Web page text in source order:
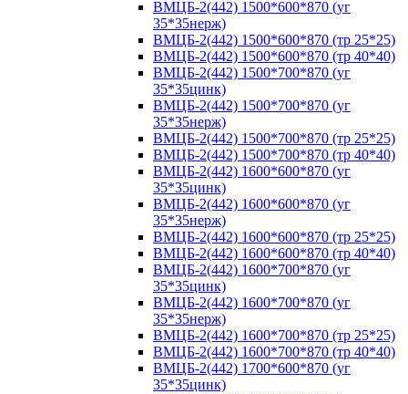
ВМЦБ-2(442) 1500*600*870 (уг
35*35нерж)
ВМЦБ-2(442) 1500*600*870 (тр 25*25)
ВМЦБ-2(442) 1500*600*870 (тр 40*40)
ВМЦБ-2(442) 1500*700*870 (уг
35*35цинк)
ВМЦБ-2(442) 1500*700*870 (уг
35*35нерж)
ВМЦБ-2(442) 1500*700*870 (тр 25*25)
ВМЦБ-2(442) 1500*700*870 (тр 40*40)
ВМЦБ-2(442) 1600*600*870 (уг
35*35цинк)
ВМЦБ-2(442) 1600*600*870 (уг
35*35нерж)
ВМЦБ-2(442) 1600*600*870 (тр 25*25)
ВМЦБ-2(442) 1600*600*870 (тр 40*40)
ВМЦБ-2(442) 1600*700*870 (уг
35*35цинк)
ВМЦБ-2(442) 1600*700*870 (уг
35*35нерж)
ВМЦБ-2(442) 1600*700*870 (тр 25*25)
ВМЦБ-2(442) 1600*700*870 (тр 40*40)
ВМЦБ-2(442) 1700*600*870 (уг
35*35цинк)